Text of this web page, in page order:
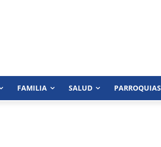
FAMILIA SALUD PARROQUIAS